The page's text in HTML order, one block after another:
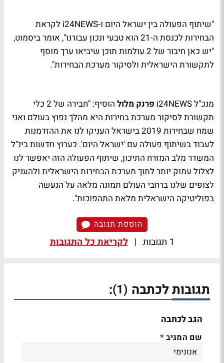
"שיתוף הפעולה בין ישראל היום ו-i24NEWS לקראת
הבחירות לכנסת ה-21 הוא טבעי ונכון עבורנו", אומר ביסמוט,
"יש כאן חיבור של 2 עולמות תוכן שיביאו ערך מוסף
לתקשורת הישראלית ולסיקור מערכת הבחירות".
מנכ"לi24NEWS פרנק מלול
הוסיף: "חבירה של 2 כלי
תקשורת לסיקור מערכת בחירות היא מהלך נפוץ בעולם ואני
שמח שבחירות 2019 בישראל העניקו לנו את ההזדמנות
לעבוד בשיתוף פעולה עם 'ישראל היום'. כערוץ חדשות בינ"ל
המשדר מלב המזרח התיכון, שיתוף הפעולה הזה יאפשר לנו
לצלול עמוק יותר לתוך מערכת הבחירות הישראלית ולהעניק
לצופים שלנו ברחבי העולם תמונה מלאה על הנעשה
בפוליטיקה הישראלית מלאת התהפוכות".
הוספת תגובה
1 תגובות | לקריאת כל התגובות
תגובות לכתבה (1)
:
הגב לכתבה
שם המגיב *